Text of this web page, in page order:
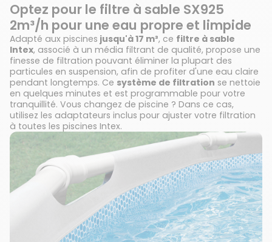
Optez pour le filtre à sable SX925
2m³/h pour une eau propre et limpide
Adapté aux piscines jusqu'à 17 m³, ce filtre à sable
Intex, associé à un média filtrant de qualité, propose une
finesse de filtration pouvant éliminer la plupart des
particules en suspension, afin de profiter d'une eau claire
pendant longtemps. Ce système de filtration se nettoie
en quelques minutes et est programmable pour votre
tranquillité. Vous changez de piscine ? Dans ce cas,
utilisez les adaptateurs inclus pour ajuster votre filtration
à toutes les piscines Intex.